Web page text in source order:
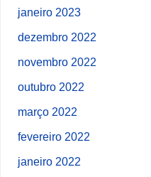
janeiro 2023
dezembro 2022
novembro 2022
outubro 2022
março 2022
fevereiro 2022
janeiro 2022